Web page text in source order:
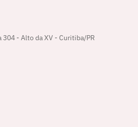
304 - Alto da XV - Curitiba/PR